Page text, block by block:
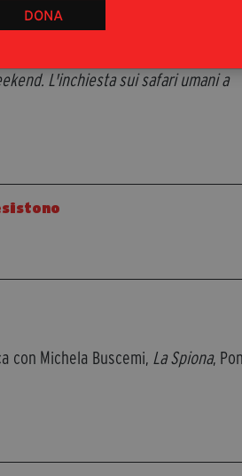
DONA
L'inchiesta sui safari umani a
con Michela Buscemi, La Spiona,